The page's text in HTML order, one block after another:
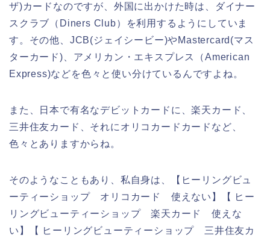
ザ)カードなのですが、外国に出かけた時は、ダイナー
スクラブ（Diners Club）を利用するようにしていま
す。その他、JCB(ジェイシービー)やMastercard(マス
ターカード)、アメリカン・エキスプレス（American
Express)などを色々と使い分けているんですよね。
また、日本で有名なデビットカードに、楽天カード、
三井住友カード、それにオリコカードカードなど、
色々とありますからね。
そのようなこともあり、私自身は、【ヒーリングビュ
ーティーショップ オリコカード 使えない】【 ヒー
リングビューティーショップ 楽天カード 使えな
い】【 ヒーリングビューティーショップ 三井住友カ